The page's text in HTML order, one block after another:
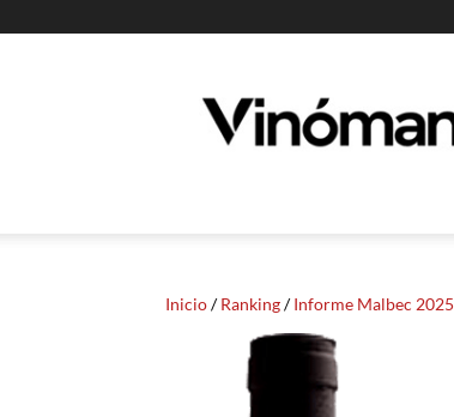
Vinomanos
Inicio/Ranking/Informe Malbec 2025